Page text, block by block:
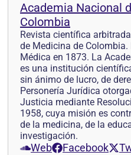
Academia Nacional
Colombia
Revista científica
de Medicina de
Médica en 1873. La
es una institución
sin ánimo de lucro, de
Personería Jurídica
Justicia mediante
1958, cuya misión es
de la medicina, de la
investigación.
Web Facebook